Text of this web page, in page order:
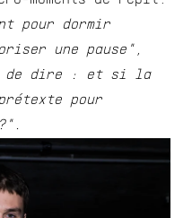
pour dormir
une pause" ,
de dire : et si la
pour